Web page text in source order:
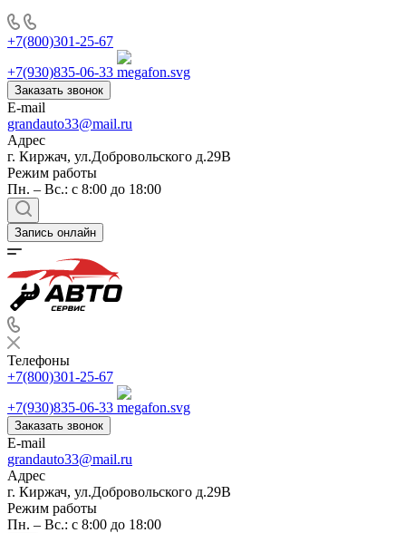
+7(800)301-25-67
+7(930)835-06-33
Заказать звонок
E-mail
grandauto33@mail.ru
Адрес
г. Киржач, ул.Добровольского д.29В
Режим работы
Пн. – Вс.: с 8:00 до 18:00
Запись онлайн
Телефоны
+7(800)301-25-67
+7(930)835-06-33
Заказать звонок
E-mail
grandauto33@mail.ru
Адрес
г. Киржач, ул.Добровольского д.29В
Режим работы
Пн. – Вс.: с 8:00 до 18:00